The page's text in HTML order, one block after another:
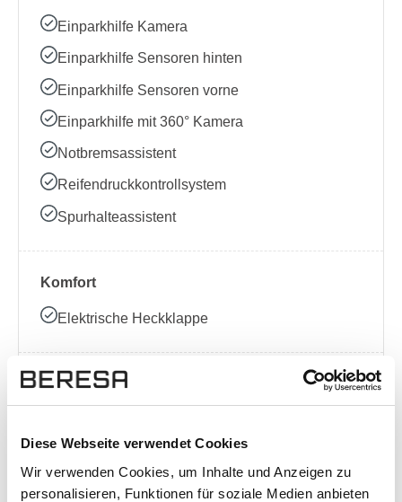
Diese Webseite verwendet Cookies
Wir verwenden Cookies, um Inhalte und Anzeigen zu
personalisieren, Funktionen für soziale Medien anbieten
Einparkhilfe Kamera
Einparkhilfe Sensoren hinten
Einparkhilfe Sensoren vorne
Einparkhilfe mit 360° Kamera
Notbremsassistent
Reifendruckkontrollsystem
Spurhalteassistent
Komfort
Elektrische Heckklappe
Exposé herunterladen [pdf]
Unsere Vorteile